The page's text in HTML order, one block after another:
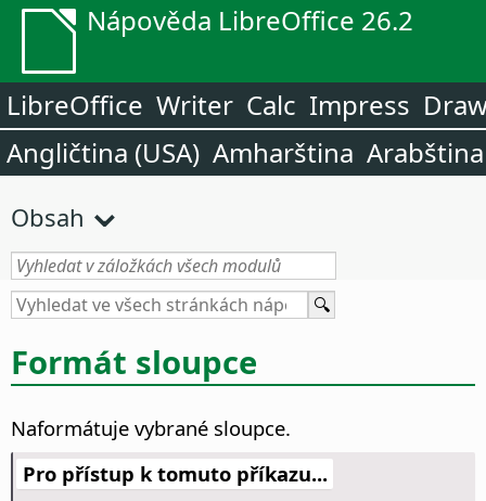
Nápověda LibreOffice 26.2
LibreOffice Writer Calc Impress
Angličtina (USA) Amharština Arabština
Obsah
Formát sloupce
Naformátuje vybrané sloupce.
Pro přístup k tomuto příkazu...